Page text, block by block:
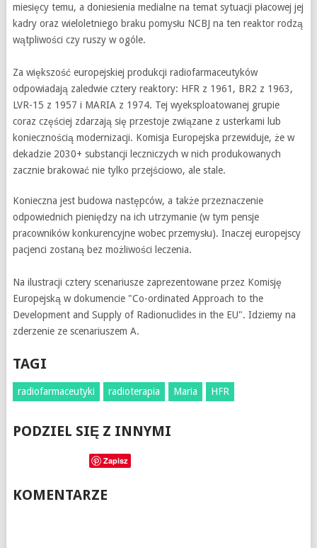
miesięcy temu, a doniesienia medialne na temat sytuacji płacowej jej
kadry oraz wieloletniego braku pomysłu NCBJ na ten reaktor rodzą
wątpliwości czy ruszy w ogóle.
Za większość europejskiej produkcji radiofarmaceutyków
odpowiadają zaledwie cztery reaktory: HFR z 1961, BR2 z 1963,
LVR-15 z 1957 i MARIA z 1974. Tej wyeksploatowanej grupie
coraz częściej zdarzają się przestoje związane z usterkami lub
koniecznością modernizacji. Komisja Europejska przewiduje, że w
dekadzie 2030+ substancji leczniczych w nich produkowanych
zacznie brakować nie tylko przejściowo, ale stale.
Konieczna jest budowa następców, a także przeznaczenie
odpowiednich pieniędzy na ich utrzymanie (w tym pensje
pracowników konkurencyjne wobec przemysłu). Inaczej europejscy
pacjenci zostaną bez możliwości leczenia.
Na ilustracji cztery scenariusze zaprezentowane przez Komisję
Europejską w dokumencie "Co-ordinated Approach to the
Development and Supply of Radionuclides in the EU". Idziemy na
zderzenie ze scenariuszem A.
TAGI
radiofarmaceutyki radioterapia Maria HFR
PODZIEL SIĘ Z INNYMI
Zapisz
KOMENTARZE